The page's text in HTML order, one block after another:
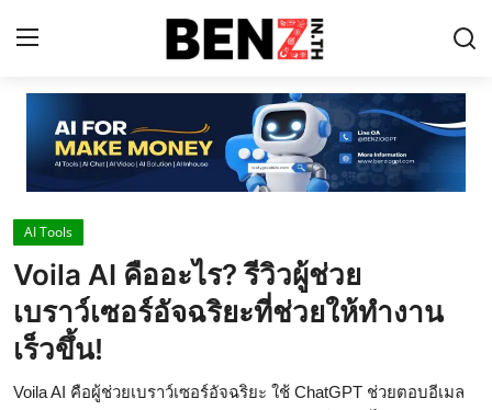
Home
Contact
AI Tools
ChatGPT Prompts
ข่าว AI รอบโลก
ThaiGPT Builder
AI Tools
Voila AI คืออะไร? รีวิวผู้ช่วย
เบราว์เซอร์อัจฉริยะที่ช่วยให้ทำงาน
เร็วขึ้น!
Voila AI คือผู้ช่วยเบราว์เซอร์อัจฉริยะ ใช้ ChatGPT ช่วยตอบอีเมล